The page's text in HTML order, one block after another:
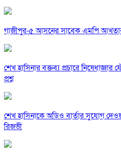
গাজীপুর-৫ আসনের সাবেক এমপি
শেখ হাসিনার বক্তব্য প্রচারে নিষেধাজ্ঞার
প্রশ্ন
শেখ হাসিনাকে অডিও বার্তার সুযোগ
রিজভী